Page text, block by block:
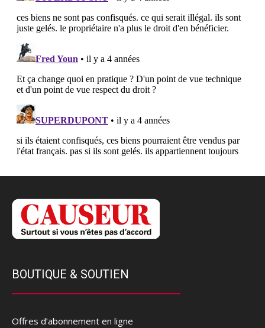
BOUTIQUE & SOUTIEN
Offres d’abonnement en ligne